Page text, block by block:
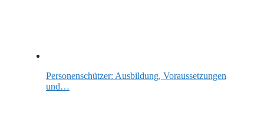
Personenschützer: Ausbildung, Voraussetzungen
und…